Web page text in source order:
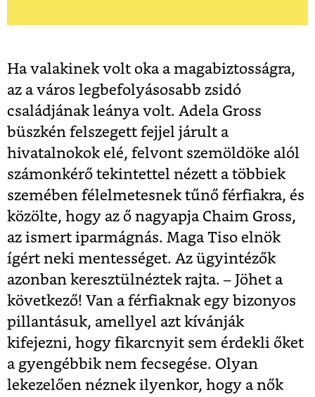
Ha valakinek volt oka a magabiztosságra,
az a város legbefolyásosabb zsidó
családjának leánya volt. Adela Gross
büszkén felszegett fejjel járult a
hivatalnokok elé, felvont szemöldöke alól
számonkérő tekintettel nézett a többiek
szemében félelmetesnek tűnő férfiakra, és
közölte, hogy az ő nagyapja Chaim Gross,
az ismert iparmágnás. Maga Tiso elnök
ígért neki mentességet. Az ügyintézők
azonban keresztülnéztek rajta. – Jöhet a
következő! Van a férfiaknak egy bizonyos
pillantásuk, amellyel azt kívánják
kifejezni, hogy fikarcnyit sem érdekli őket
a gyengébbik nem fecsegése. Olyan
lekezelően néznek ilyenkor, hogy a nők